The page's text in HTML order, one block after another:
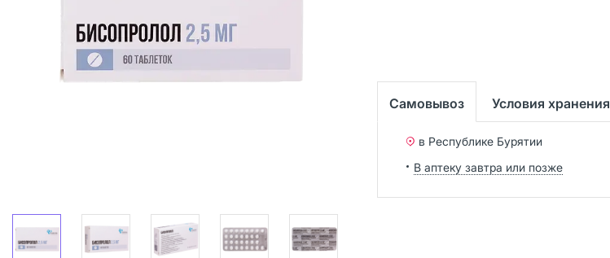
Самовывоз Условия хранения
в Республике Бурятии
В аптеку завтра или позже